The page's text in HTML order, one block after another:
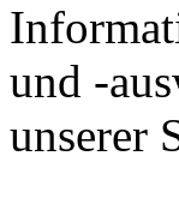
und -
unserer